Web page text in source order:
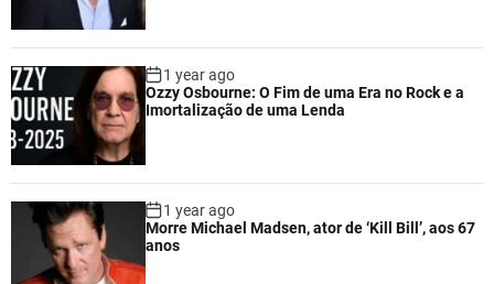
1 year ago
Ozzy Osbourne: O Fim de uma Era no Rock e a
Imortalização de uma Lenda
1 year ago
Morre Michael Madsen, ator de ‘Kill Bill’, aos 67
anos